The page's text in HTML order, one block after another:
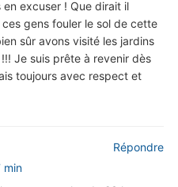
en excuser ! Que dirait il
ces gens fouler le sol de cette
sûr avons visité les jardins
Je suis prête à revenir dès
toujours avec respect et
min
Répondre